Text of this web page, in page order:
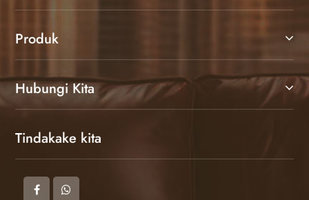
Produk
Hubungi Kita
Tindakake kita